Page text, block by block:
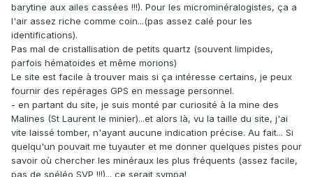
barytine aux ailes cassées !!!). Pour les microminéralogistes, ça a
l'air assez riche comme coin...(pas assez calé pour les
identifications).
Pas mal de cristallisation de petits quartz (souvent limpides,
parfois hématoides et même morions)
Le site est facile à trouver mais si ça intéresse certains, je peux
fournir des repérages GPS en message personnel.
- en partant du site, je suis monté par curiosité à la mine des
Malines (St Laurent le minier)...et alors là, vu la taille du site, j'ai
vite laissé tomber, n'ayant aucune indication précise. Au fait... Si
quelqu'un pouvait me tuyauter et me donner quelques pistes pour
savoir où chercher les minéraux les plus fréquents (assez facile,
pas de spéléo SVP !!!)... ce serait sympa!